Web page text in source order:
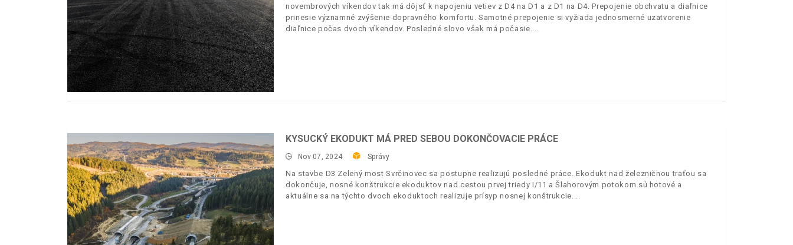
novembrových víkendov tak má dôjsť k napojeniu vetiev z D4 na D1 a z D1 na D4. Prepojenie obchvatu a diaľnice
prinesie významné zvýšenie dopravného komfortu. Samotné prepojenie si vyžiada jednosmerné uzatvorenie
diaľnice počas dvoch víkendov. Posledné slovo však má počasie.
KYSUCKÝ EKODUKT MÁ PRED SEBOU DOKONČOVACIE PRÁCE
Nov 07, 2024 Správy
Na stavbe D3 Zelený most Svrčinovec sa postupne realizujú posledné práce. Ekodukt nad železničnou traťou sa
dokončuje, nosné konštrukcie ekoduktov nad cestou prvej triedy I/11 a Šlahorovým potokom sú hotové a
aktuálne sa na týchto dvoch ekoduktoch realizuje prísyp nosnej konštrukcie.